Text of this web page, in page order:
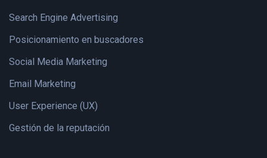
Search Engine Advertising
Posicionamiento en buscadores
Social Media Marketing
Email Marketing
User Experience (UX)
Gestión de la reputación